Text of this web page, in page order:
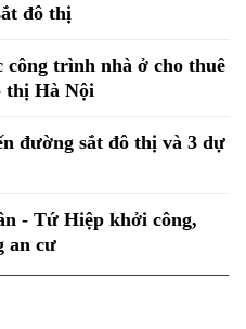
đô thị
trình nhà ở cho thuê
thị Hà Nội
đường sắt đô thị và 3 dự
- Tứ Hiệp khởi công,
an cư